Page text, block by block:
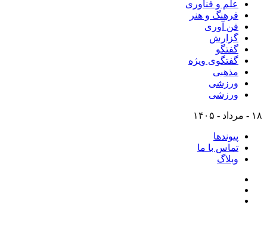
علم و فناوری
فرهنگ و هنر
فن آوری
گزارش
گفتگو
گفتگوی ویژه
مذهبی
ورزشی
ورزشی
۱۸ - مرداد - ۱۴۰۵
پیوندها
تماس با ما
وبلاگ